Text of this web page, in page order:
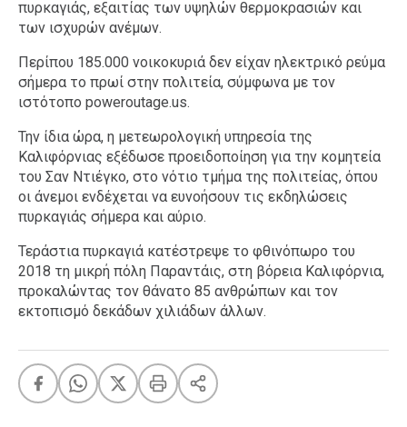
πυρκαγιάς, εξαιτίας των υψηλών θερμοκρασιών και
των ισχυρών ανέμων.
Περίπου 185.000 νοικοκυριά δεν είχαν ηλεκτρικό ρεύμα
σήμερα το πρωί στην πολιτεία, σύμφωνα με τον
ιστότοπο poweroutage.us.
Την ίδια ώρα, η μετεωρολογική υπηρεσία της
Καλιφόρνιας εξέδωσε προειδοποίηση για την κομητεία
του Σαν Ντιέγκο, στο νότιο τμήμα της πολιτείας, όπου
οι άνεμοι ενδέχεται να ευνοήσουν τις εκδηλώσεις
πυρκαγιάς σήμερα και αύριο.
Τεράστια πυρκαγιά κατέστρεψε το φθινόπωρο του
2018 τη μικρή πόλη Παραντάις, στη βόρεια Καλιφόρνια,
προκαλώντας τον θάνατο 85 ανθρώπων και τον
εκτοπισμό δεκάδων χιλιάδων άλλων.